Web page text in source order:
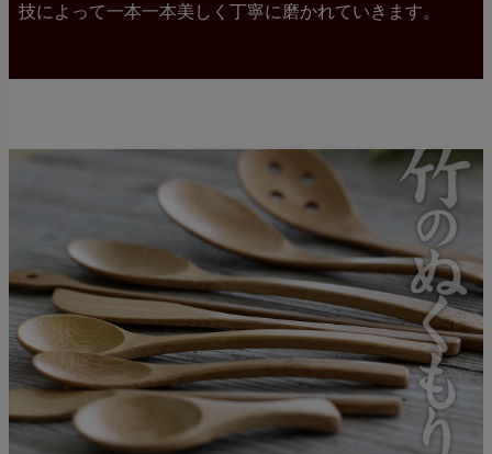
技によって一本一本美しく丁寧に磨かれていきます。